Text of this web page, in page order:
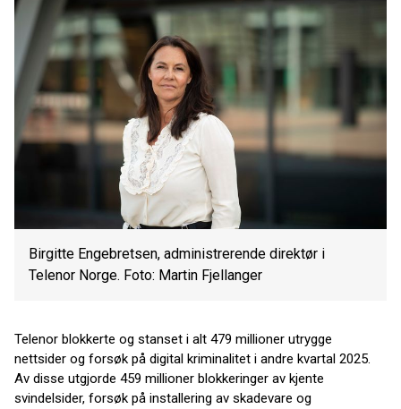
Birgitte Engebretsen, administrerende direktør i
Telenor Norge. Foto: Martin Fjellanger
Telenor blokkerte og stanset i alt 479 millioner utrygge
nettsider og forsøk på digital kriminalitet i andre kvartal 2025.
Av disse utgjorde 459 millioner blokkeringer av kjente
svindelsider, forsøk på installering av skadevare og